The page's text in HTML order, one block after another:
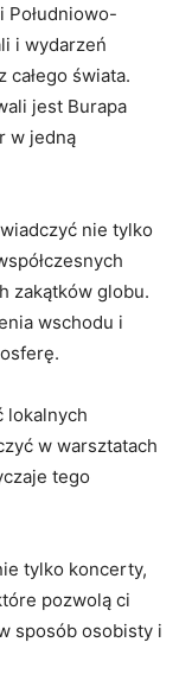
Południowo-
i wydarzeń
całego świata.
jest ⁢Burapa
‍w jedną
nie tylko
zakątków globu.
wschodu i
lokalnych
w warsztatach
tego
tylko koncerty,
pozwolą ci
sposób osobisty i